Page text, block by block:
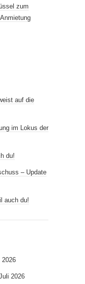
zum
auf die
im Lokus der
du!
– Update
auch du!
2026
2026